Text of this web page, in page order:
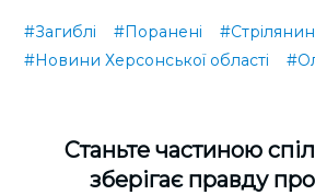
#Загиблі #Поранені
#Новини Херсонської області
Cтаньте частиною
зберігає правду